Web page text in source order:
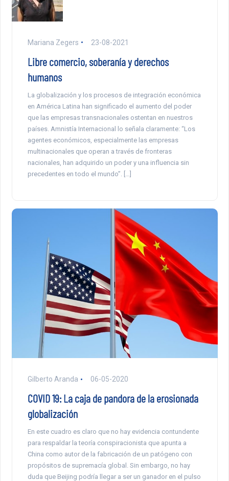
Mariana Zegers 23-08-2021
Libre comercio, soberanía y derechos
humanos
La globalización y los procesos de integración económica
en América Latina han significado el aumento del poder
que las empresas transnacionales ostentan en nuestros
países. Amnistía Internacional lo señala claramente: “Los
agentes económicos, especialmente las empresas
multinacionales que operan a través de fronteras
nacionales, han adquirido un poder y una influencia sin
precedentes en todo el mundo”. […]
Gilberto Aranda 06-05-2020
COVID 19: La caja de pandora de la erosionada
globalización
En este cuadro es claro que no hay evidencia contundente
para respaldar la teoría conspiracionista que apunta a
China como autor de la fabricación de un patógeno con
propósitos de supremacía global. Sin embargo, no hay
duda que Beijing podría llegar a ser un ganador en el pulso